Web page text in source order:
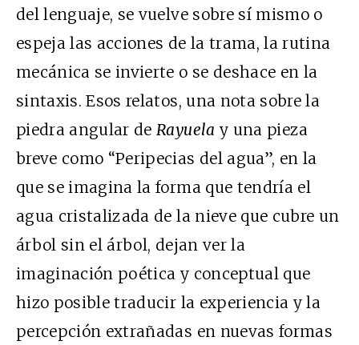
del lenguaje, se vuelve sobre sí mismo o
espeja las acciones de la trama, la rutina
mecánica se invierte o se deshace en la
sintaxis. Esos relatos, una nota sobre la
piedra angular deRayuela y una pieza
breve como “Peripecias del agua”, en la
que se imagina la forma que tendría el
agua cristalizada de la nieve que cubre un
árbol sin el árbol, dejan ver la
imaginación poética y conceptual que
hizo posible traducir la experiencia y la
percepción extrañadas en nuevas formas